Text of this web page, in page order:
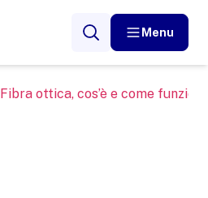
Menu
Fibra ottica, cos’è e come